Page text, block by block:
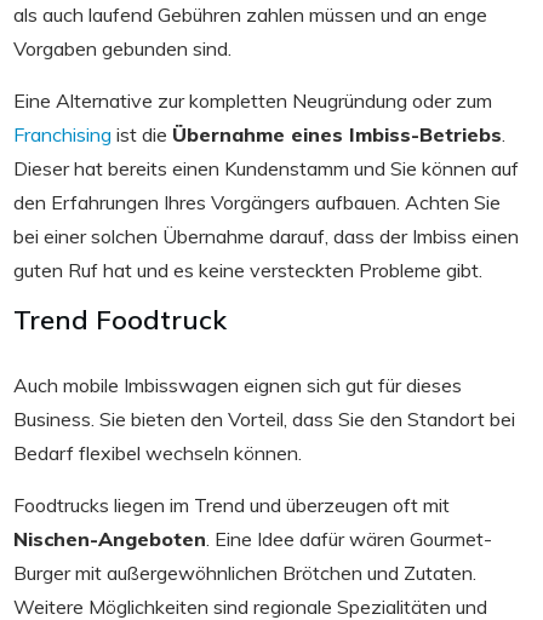
als auch laufend Gebühren zahlen müssen und an enge
Vorgaben gebunden sind.
Eine Alternative zur kompletten Neugründung oder zum
Franchising ist die Übernahme eines Imbiss-Betriebs
Dieser hat bereits einen Kundenstamm und Sie können auf
den Erfahrungen Ihres Vorgängers aufbauen. Achten Sie
bei einer solchen Übernahme darauf, dass der Imbiss einen
guten Ruf hat und es keine versteckten Probleme gibt.
Trend Foodtruck
Auch mobile Imbisswagen eignen sich gut für dieses
Business. Sie bieten den Vorteil, dass Sie den Standort bei
Bedarf flexibel wechseln können.
Foodtrucks liegen im Trend und überzeugen oft mit
Nischen-Angeboten . Eine Idee dafür wären Gourmet-
Burger mit außergewöhnlichen Brötchen und Zutaten.
Weitere Möglichkeiten sind regionale Spezialitäten und